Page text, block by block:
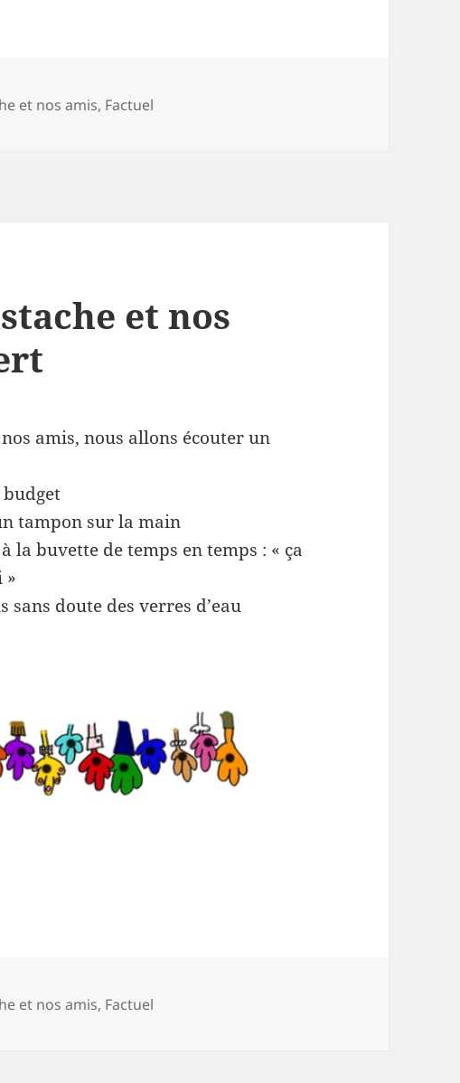
et nos amis, Factuel
et nos
amis, nous allons écouter un
budget
tampon sur la main
la buvette de temps en temps : « ça
»
doute des verres d’eau
et nos amis, Factuel